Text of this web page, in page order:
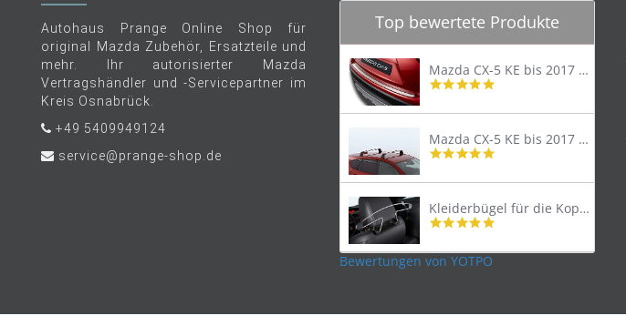
Autohaus Prange Online Shop für
original Mazda Zubehör, Ersatzteile und
mehr. Ihr autorisierter Mazda
Vertragshändler und -Servicepartner im
Kreis Osnabrück.
+49 5409949124
service@prange-shop.de
Top bewertete Produkte
Mazda CX-5 KE bis 2017 Trittschutzleiste Edelstahl original
4.8
rating
Mazda CX-5 KE bis 2017 Lastenträger Dachträger
4.9
rating
Kleiderbügel für die Kopfstütze
4.9
rating
Bewertungen von YOTPO